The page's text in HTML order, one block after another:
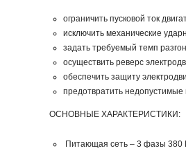
ограничить пусковой ток
исключить механические
задать требуемый темп
осуществить реверс
обеспечить защиту
предотвратить
ОСНОВНЫЕ ХАРАКТЕРИСТИКИ:
Питающая сеть – 3 фазы 380